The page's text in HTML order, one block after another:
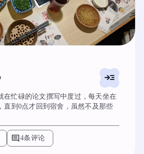
read_more
在忙碌的论文撰写中度过，每天坐在
直到0点才回到宿舍，虽然不及那些
comment4条评论